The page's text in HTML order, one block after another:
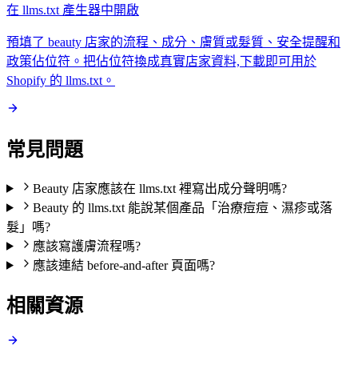
在 llms.txt 產生器中開啟
預填了 beauty 店家的流程、成分、膚質或髮質、安全提醒和
政策佔位符。把佔位符換成真實店家資料,下載即可用於
Shopify 的 llms.txt。
常見問題
Beauty 店家應該在 llms.txt 裡寫出成分聲明嗎?
Beauty 的 llms.txt 能說某個產品「治療痘痘、濕疹或落
髮」嗎?
應該寫護膚流程嗎?
應該連結 before-and-after 頁面嗎?
相關資源